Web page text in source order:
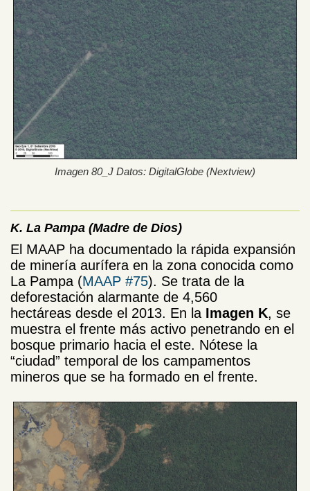
Imagen 80_J Datos: DigitalGlobe (Nextview)
K. La Pampa (Madre de Dios)
El MAAP ha documentado la rápida expansión
de minería aurífera en la zona conocida como
La Pampa (MAAP #75). Se trata de la
deforestación alarmante de 4,560
hectáreas desde el 2013. En la Imagen K, se
muestra el frente más activo penetrando en el
bosque primario hacia el este. Nótese la
“ciudad” temporal de los campamentos
mineros que se ha formado en el frente.